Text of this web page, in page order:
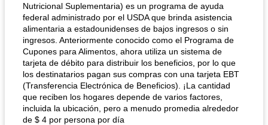
Nutricional Suplementaria) es un programa de ayuda
federal administrado por el USDA que brinda asistencia
alimentaria a estadounidenses de bajos ingresos o sin
ingresos. Anteriormente conocido como el Programa de
Cupones para Alimentos, ahora utiliza un sistema de
tarjeta de débito para distribuir los beneficios, por lo que
los destinatarios pagan sus compras con una tarjeta EBT
(Transferencia Electrónica de Beneficios). ¡La cantidad
que reciben los hogares depende de varios factores,
incluida la ubicación, pero a menudo promedia alrededor
de $ 4 por persona por día